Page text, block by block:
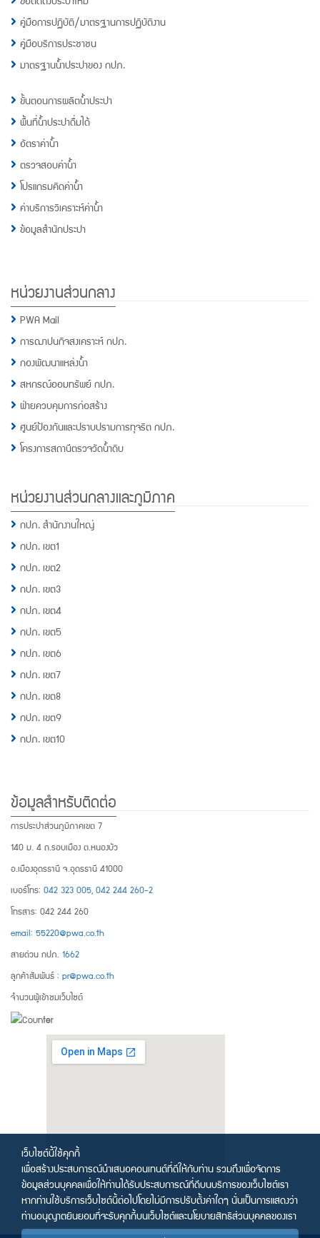
คู่มือการปฏิบัติ/มาตรฐานการปฏิบัติงาน
คู่มือบริการประชาชน
มาตรฐานน้ำประปาของ กปภ.
ขั้นตอนการผลิตน้ำประปา
พื้นที่น้ำประปาดื่มได้
อัตราค่าน้ำ
ตรวจสอบค่าน้ำ
โปรแกรมคิดค่าน้ำ
ค่าบริการวิเคราะห์ค่าน้ำ
ข้อมูลสำนักประปา
หน่วยงานส่วนกลาง
PWA Mail
การฌาปนกิจสงเคราะห์ กปภ.
กองพัฒนาแหล่งน้ำ
สหกรณ์ออมทรัพย์ กปภ.
ฝ่ายควบคุมการก่อสร้าง
ศูนย์ป้องกันและปราบปรามการทุจริต กปภ.
โครงการสถานีตรวจวัดน้ำดิบ
หน่วยงานส่วนกลางและภูมิภาค
กปภ. สำนักงานใหญ่
กปภ. เขต1
กปภ. เขต2
กปภ. เขต3
กปภ. เขต4
กปภ. เขต5
กปภ. เขต6
กปภ. เขต7
กปภ. เขต8
กปภ. เขต9
กปภ. เขต10
ข้อมูลสำหรับติดต่อ
การประปาส่วนภูมิภาคเขต 7
140 ม. 4 ถ.รอบเมือง ต.หนองบัว
อ.เมืองอุดรธานี จ.อุดรธานี 41000
เบอร์โทร: 042 323 005,042 244 260-2
โทรสาร: 042 244 260
email: 55220@pwa.co.th
สายด่วน กปภ. 1662
ลูกค้าสัมพันธ์ : pr@pwa.co.th
จำนวนผู้เข้าชมเว็บไซต์
เว็บไซต์นี้ใช้คุกกี้
เพื่อสร้างประสบการณ์นำเสนอคอนเทนต์ที่ดีให้กับท่าน รวมถึงเพื่อจัดการ
ข้อมูลส่วนบุคคลเพื่อให้ท่านได้รับประสบการณ์ที่ดีบนบริการของเว็บไซต์เรา
หากท่านใช้บริการเว็บไซต์นี้ต่อไปโดยไม่มีการปรับตั้งค่าใดๆ นั่นเป็นการแสดงว่า
ท่านอนุญาตยินยอมที่จะรับคุกกี้บนเว็บไซต์และนโยบายสิทธิส่วนบุคคลของเรา